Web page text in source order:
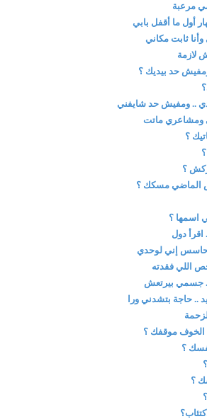
مرعبة
أول ما أقفل بابي
ثابت مكاني
لازمة
حد بيديك ؟
.. ومفيش حد شايفني
ماتت
؟
؟
الماضي مسكك ؟
اسمها ؟
اقرأ دول
إني لوحدي
اللي فقدته
جسمي بيرتعش
.. حاجة بتشدني ورا
الخوف موقفك ؟
؟
؟